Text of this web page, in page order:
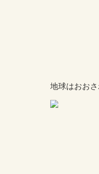
地球はおお